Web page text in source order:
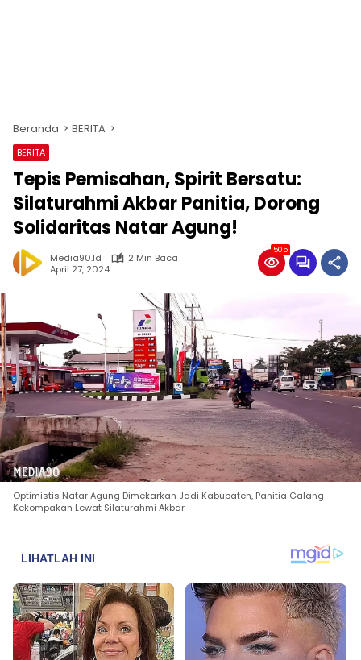
Beranda BERITA
BERITA
Tepis Pemisahan, Spirit Bersatu:
Silaturahmi Akbar Panitia, Dorong
Solidaritas Natar Agung!
Media90.id
2 Min Baca
April 27, 2024
505
Optimistis Natar Agung Dimekarkan Jadi Kabupaten, Panitia Galang
Kekompakan Lewat Silaturahmi Akbar